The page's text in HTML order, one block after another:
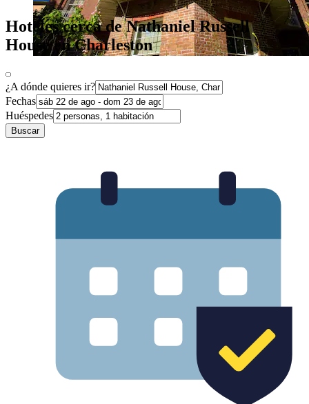
Hoteles cerca de Nathaniel Russell
House en Charleston
¿A dónde quieres ir?
Fechas
Huéspedes
Buscar